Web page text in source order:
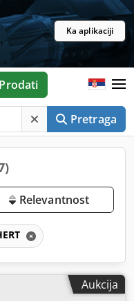
Ka aplikaciji
Pretraga
Prodati
Relevantnost
Aukcija